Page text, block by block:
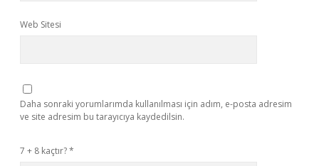
Web Sitesi
Daha sonraki yorumlarımda kullanılması için adım, e-posta adresim
ve site adresim bu tarayıcıya kaydedilsin.
7 + 8 kaçtır?*